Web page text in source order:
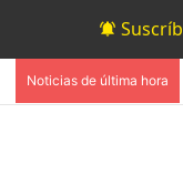
Noticias de última hora